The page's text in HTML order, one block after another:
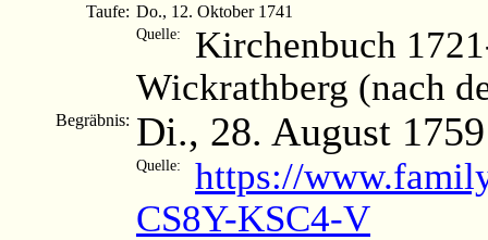
Taufe: Do., 12. Oktober 1741
Quelle:
Kirchenbuch
Wickrathberg (nach
Begräbnis: Di., 28. August 1759
Quelle:
https://
CS8Y-KSC4-V